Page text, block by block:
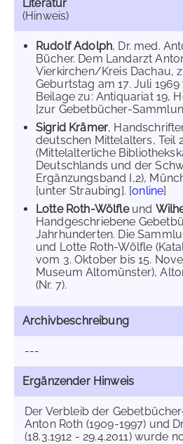
Literatur
(Hinweis)
Rudolf Adolph, Dr. med.
Bücher. Dem Landarzt
Vierkirchen/Kreis Dachau,
Geburtstag am 17. Juli
Beilage zu: Antiquariat 19,
[zur Gebetbücher-
Sigrid Krämer,
deutschen Mittelalters, Teil
(Mittelalterliche
Deutschlands und der
Ergänzungsband I,2),
[unter Straubing]. [online]
Lotte Roth-Wölfleund
Handgeschriebene
Jahrhunderten. Die
und Lotte Roth-Wölfle
vom 3. Oktober bis 15.
Museum Altomünster),
(Nr. 7).
Archivbeschreibung
---
Ergänzender Hinweis
Der Verbleib der
Anton Roth (1909-1997) und
(18.3.1912 - 29.4.2011) wurde